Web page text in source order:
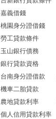
嘉義借錢
桃園身分證借錢
勞工貸款條件
玉山銀行債務
銀行貸款資格
台南身分證借款
機車二胎貸款
農地貸款利率
個人信用貸款利率